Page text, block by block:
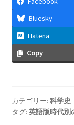
サイト
【「ねじり天
Bluesky
Hatena
Copy
カテゴリー: 科学史
タグ: 英語版時代別